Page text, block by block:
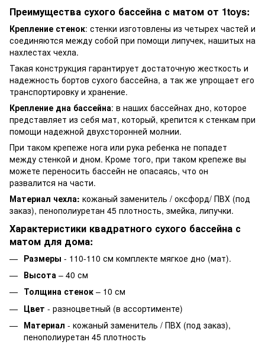
Преимущества сухого бассейна с матом от 1toys:
Крепление стенок: стенки изготовлены из четырех частей и
соединяются между собой при помощи липучек, нашитых на
нахлестах чехла.
Такая конструкция гарантирует достаточную жесткость и
надежность бортов сухого бассейна, а так же упрощает его
транспортировку и хранение.
Крепление дна бассейна: в наших бассейнах дно, которое
представляет из себя мат, который, крепится к стенкам при
помощи надежной двухсторонней молнии.
При таком крепеже нога или рука ребенка не попадет
между стенкой и дном. Кроме того, при таком крепеже вы
можете переносить бассейн не опасаясь, что он
развалится на части.
Материал чехла: кожаный заменитель / оксфорд/ ПВХ (под
заказ), пенополиуретан 45 плотность, змейка, липучки.
Характеристики квадратного сухого бассейна с
матом для дома:
Размеры - 110-110 см комплекте мягкое дно (мат).
Высота – 40 см
Толщина стенок – 10 см
Цвет - разноцветный (в ассортименте)
Материал - кожаный заменитель / ПВХ (под заказ),
пенополиуретан 45 плотность